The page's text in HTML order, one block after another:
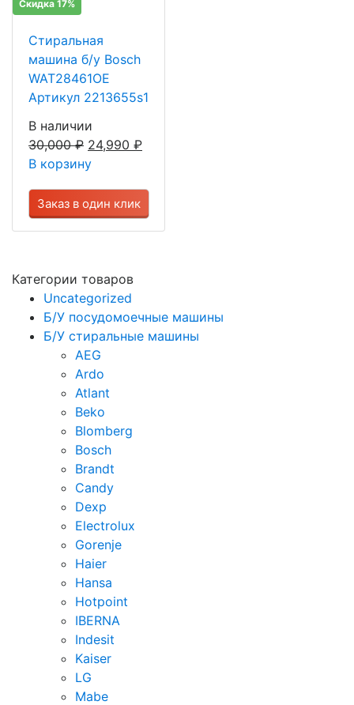
Скидка 17%
Стиральная
машина б/у Bosch
WAT28461OE
Артикул 2213655s1
В наличии
30,000₽ 24,990 ₽
В корзину
Заказ в один клик
Категории товаров
Uncategorized
Б/У посудомоечные машины
Б/У стиральные машины
AEG
Ardo
Atlant
Beko
Blomberg
Bosch
Brandt
Candy
Dexp
Electrolux
Gorenje
Haier
Hansa
Hotpoint
IBERNA
Indesit
Kaiser
LG
Mabe